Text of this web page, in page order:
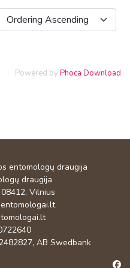
Powered by Phoca Download
entomologų draugija
draugija
Vilnius
AB Swedbank